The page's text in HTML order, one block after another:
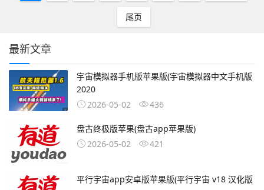
尾页
最新文章
宇宙模拟器手机版苹果版(宇宙模拟器中文手机版
2020
2026-05-02
436
盘古终极版苹果(盘古app苹果版)
2026-05-02
421
平行宇宙app安卓版苹果版(平行宇宙 v18 汉化版